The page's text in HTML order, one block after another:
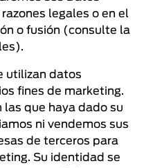
legales o en el
o fusión (consulte la
utilizan datos
fines de marketing.
las que haya dado su
ni vendemos sus
de terceros para
Su identidad se